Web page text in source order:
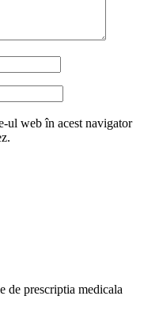
ul web în acest navigator
de prescriptia medicala